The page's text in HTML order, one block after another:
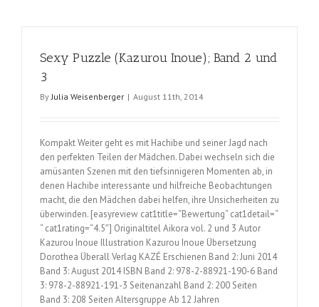
Sexy Puzzle (Kazurou Inoue); Band 2 und
3
ByJulia Weisenberger | August 11th, 2014
Kompakt Weiter geht es mit Hachibe und seiner Jagd nach
den perfekten Teilen der Mädchen. Dabei wechseln sich die
amüsanten Szenen mit den tiefsinnigeren Momenten ab, in
denen Hachibe interessante und hilfreiche Beobachtungen
macht, die den Mädchen dabei helfen, ihre Unsicherheiten zu
überwinden. [easyreview cat1title=“Bewertung“ cat1detail=“
“ cat1rating=“4.5″] Originaltitel Aikora vol. 2 und 3 Autor
Kazurou Inoue Illustration Kazurou Inoue Übersetzung
Dorothea Überall Verlag KAZÉ Erschienen Band 2: Juni 2014
Band 3: August 2014 ISBN Band 2: 978-2-88921-190-6 Band
3: 978-2-88921-191-3 Seitenanzahl Band 2: 200 Seiten
Band 3: 208 Seiten Altersgruppe Ab 12 Jahren